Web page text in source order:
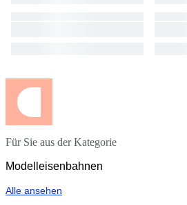
Für Sie aus der Kategorie
Modelleisenbahnen
Alle ansehen